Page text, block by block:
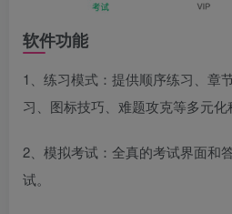
软件功能
1、练习模式：提供顺序练习、章
习、图标技巧、难题攻克等多元化
2、模拟考试：全真的考试界面和
试。